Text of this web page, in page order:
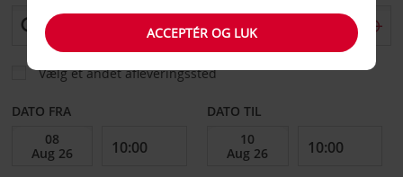
Vælg et andet afleveringssted
DATO FRA DATO TIL
ACCEPTÉR OG LUK